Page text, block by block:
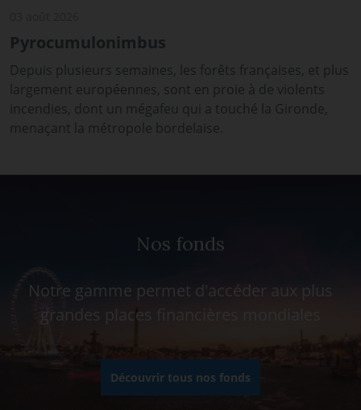
Pyrocumulonimbus
Depuis plusieurs semaines, les forêts françaises, et plus
largement européennes, sont en proie à de violents
incendies, dont un mégafeu qui a touché la Gironde,
menaçant la métropole bordelaise.
Nos fonds
Notre gamme permet d'accéder aux plus
grandes places financières mondiales
Découvrir tous nos fonds